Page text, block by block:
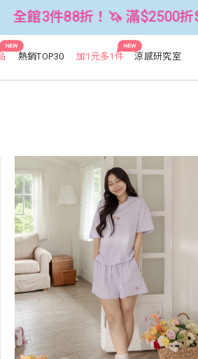
折$300 (可累折）
NEW
熱銷TOP30
NEW
加1元多1件 涼感研究室